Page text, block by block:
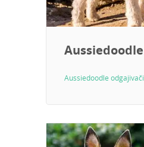
Aussiedoodle
Aussiedoodle odgajivači